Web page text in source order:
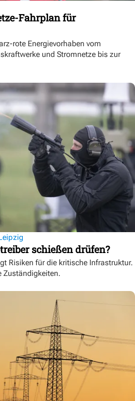
Fahrplan für
rote Energievorhaben vom
und Stromnetze bis zur
schießen drüfen?
Risiken für die kritische Infrastruktur.
Zuständigkeiten.